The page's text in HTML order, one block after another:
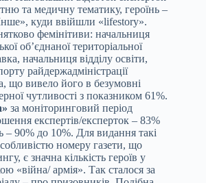
та медичну тематику, героїнь –
куди ввійшли «lifestory».
фемінітиви: начальниця
об’єднаної територіальної
начальниця відділу освіти,
райдержадміністрації
що вивело його в безумовні
чутливості з показником 61%.
за моніторинговий період
експертів/експерток – 83%
– 90% до 10%. Для видання такі
номеру газети, що
є значна кількість героїв у
«війна/ армія». Так сталося за